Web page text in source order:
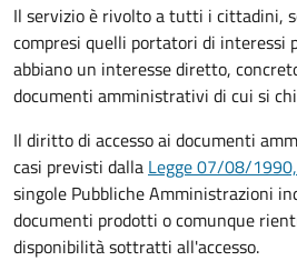
Il servizio è rivolto a tutti i cittadini,
compresi quelli portatori di interessi
abbiano un interesse diretto,
documenti amministrativi di cui si
Il diritto di accesso ai documenti
casi previsti dalla Legge 07/08/
singole Pubbliche Amministrazioni
documenti prodotti o comunque
disponibilità sottratti all'accesso.